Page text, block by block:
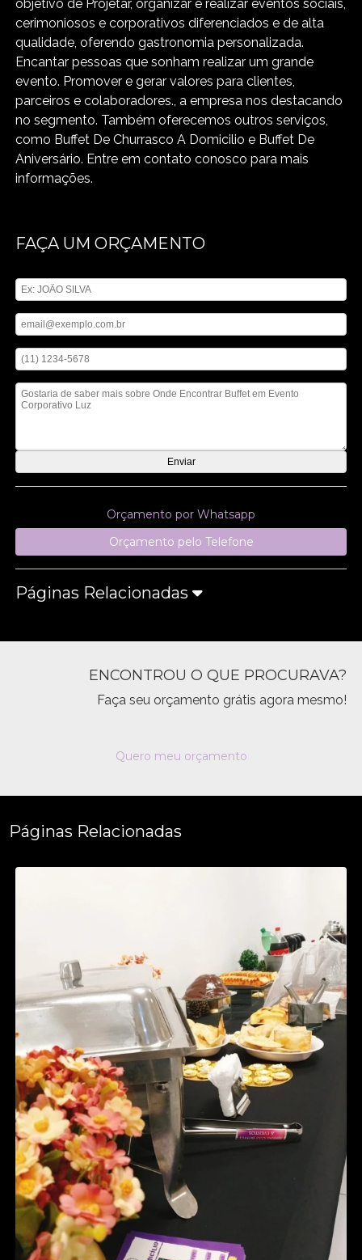
objetivo de Projetar, organizar e realizar eventos sociais,
cerimoniosos e corporativos diferenciados e de alta
qualidade, oferendo gastronomia personalizada.
Encantar pessoas que sonham realizar um grande
evento. Promover e gerar valores para clientes,
parceiros e colaboradores., a empresa nos destacando
no segmento. Também oferecemos outros serviços,
como Buffet De Churrasco A Domicilio e Buffet De
Aniversário. Entre em contato conosco para mais
informações.
FAÇA UM ORÇAMENTO
Orçamento por Whatsapp
Orçamento pelo Telefone
Páginas Relacionadas
ENCONTROU O QUE PROCURAVA?
Faça seu orçamento grátis agora mesmo!
Quero meu orçamento
Páginas Relacionadas